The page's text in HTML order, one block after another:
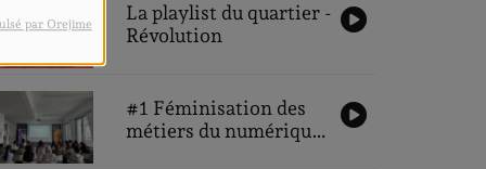
par Orejime
La playlist du quartier -
Révolution
#1 Féminisation des
métiers du numérique,